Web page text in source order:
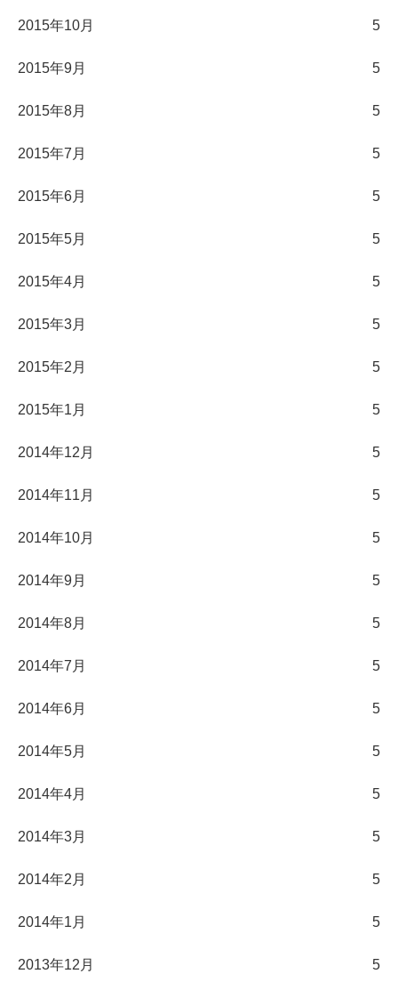
2015年10月 5
2015年9月 5
2015年8月 5
2015年7月 5
2015年6月 5
2015年5月 5
2015年4月 5
2015年3月 5
2015年2月 5
2015年1月 5
2014年12月 5
2014年11月 5
2014年10月 5
2014年9月 5
2014年8月 5
2014年7月 5
2014年6月 5
2014年5月 5
2014年4月 5
2014年3月 5
2014年2月 5
2014年1月 5
2013年12月 5